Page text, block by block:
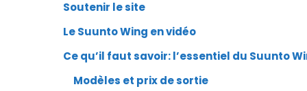
Soutenir le site
Le Suunto Wing en vidéo
Ce qu’il faut savoir: l’essentiel du Suunto
Modèles et prix de sortie